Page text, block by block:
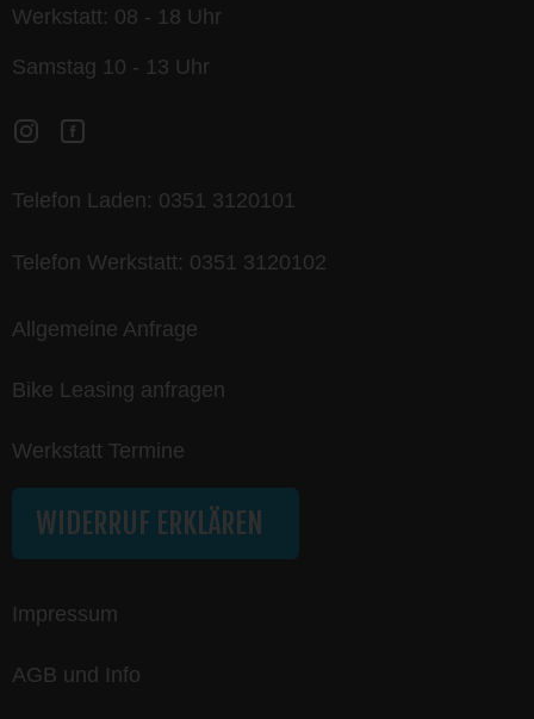
Werkstatt: 08 - 18 Uhr
Samstag 10 - 13 Uhr
Telefon Laden: 0351 3120101
Telefon Werkstatt: 0351 3120102
Allgemeine Anfrage
Bike Leasing anfragen
Werkstatt Termine
WIDERRUF ERKLÄREN
Impressum
AGB und Info